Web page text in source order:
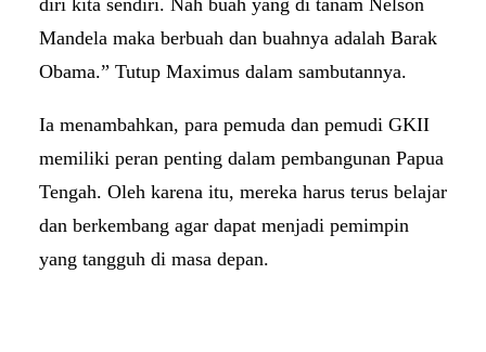
Mandela maka berbuah dan buahnya adalah Barak
Obama.” Tutup Maximus dalam sambutannya.
Ia menambahkan, para pemuda dan pemudi GKII
memiliki peran penting dalam pembangunan Papua
Tengah. Oleh karena itu, mereka harus terus belajar
dan berkembang agar dapat menjadi pemimpin
yang tangguh di masa depan.